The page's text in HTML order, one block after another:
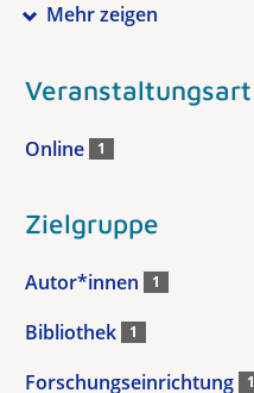
Mehr zeigen
Veranstaltungsart
Online 1
Zielgruppe
Autor*innen 1
Bibliothek 1
Forschungseinrichtung 1